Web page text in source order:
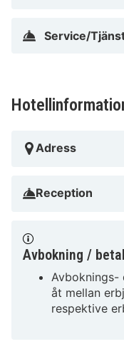
Service/
Adress
Reception
Avbokning /
Avboknings-
åt mellan
respektive